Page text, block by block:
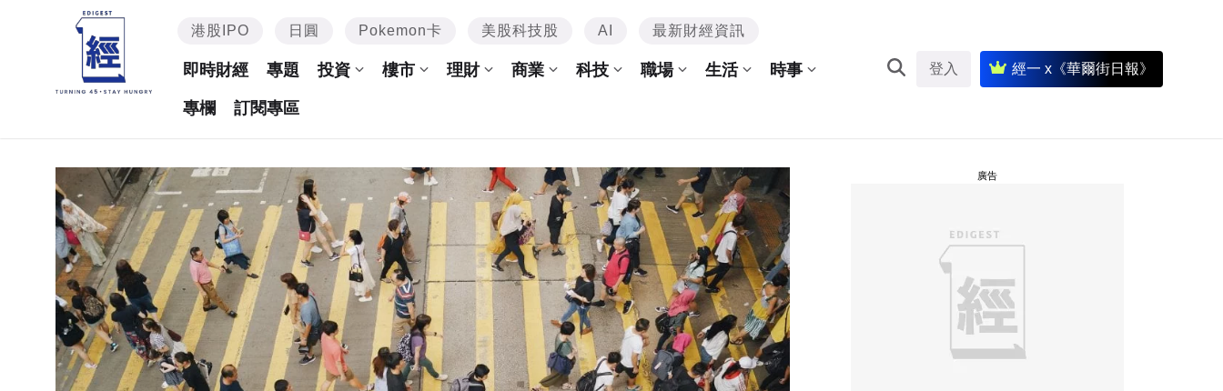
港股IPO 日圓 Pokemon卡 美股科技股 AI 最新財經資訊
即時財經 專題 投資 樓市 理財 商業 科技 職場 生活 時事
專欄 訂閱專區
登入 經一 x《華爾街日報》
廣告